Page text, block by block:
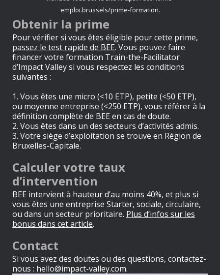
emploi.brussels/prime-formation.
Obtenir la prime
Pour vérifier si vous êtes éligible pour cette prime,
passez le test rapide de BEE. Vous pouvez faire
financer votre formation Train-the-Facilitator
d’Impact Valley si vous respectez les conditions
suivantes :
1. Vous êtes une micro (<10 ETP), petite (<50 ETP),
ou moyenne entreprise (<250 ETP), vous référer à la
définition complète de BEE en cas de doute.
2. Vous êtes dans un des secteurs d’activités admis.
3. Votre siège d’exploitation se trouve en Région de
Bruxelles-Capitale.
Calculer votre taux
d’intervention
BEE intervient à hauteur d’au moins 40%, et plus si
vous êtes une entreprise Starter, sociale, circulaire,
ou dans un secteur prioritaire. Plus d’infos sur les
bonus dans cet article.
Contact
Si vous avez des doutes ou des questions, contactez-
nous : hello@impact-valley.com.